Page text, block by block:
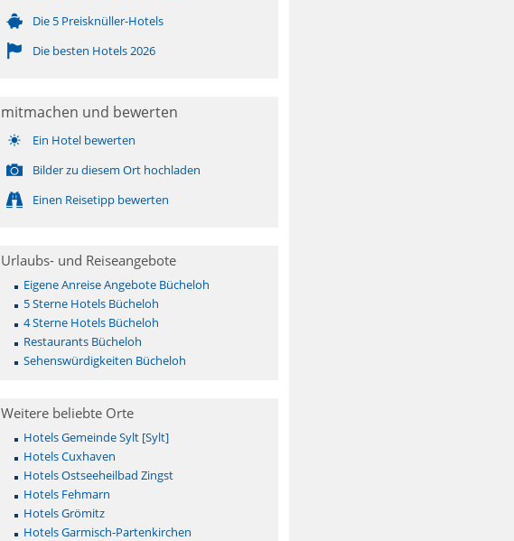
Die 5 Preisknüller-Hotels
Die besten Hotels 2026
mitmachen und bewerten
Ein Hotel bewerten
Bilder zu diesem Ort hochladen
Einen Reisetipp bewerten
Urlaubs- und Reiseangebote
Eigene Anreise Angebote Bücheloh
5 Sterne Hotels Bücheloh
4 Sterne Hotels Bücheloh
Restaurants Bücheloh
Sehenswürdigkeiten Bücheloh
Weitere beliebte Orte
Hotels Gemeinde Sylt [Sylt]
Hotels Cuxhaven
Hotels Ostseeheilbad Zingst
Hotels Fehmarn
Hotels Grömitz
Hotels Garmisch-Partenkirchen